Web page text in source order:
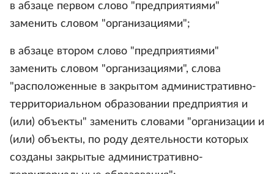
в абзаце первом слово "предприятиями"
заменить словом "организациями";
в абзаце втором слово "предприятиями"
заменить словом "организациями", слова
"расположенные в закрытом административно-
территориальном образовании предприятия и
(или) объекты" заменить словами "организации и
(или) объекты, по роду деятельности которых
созданы закрытые административно-